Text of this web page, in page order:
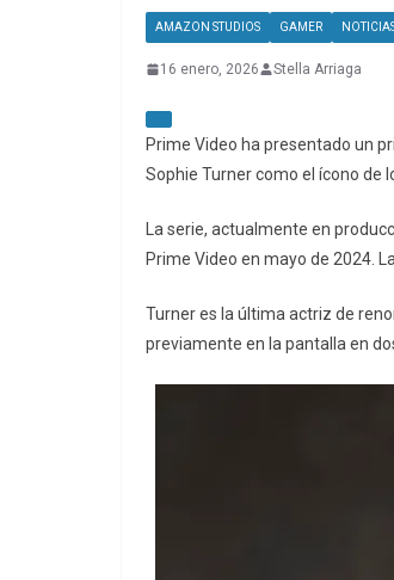
AMAZON STUDIOS GAMER
16 enero, 2026 Stella Arriaga
Prime Video ha presentado un
Sophie Turner como el ícono de
La serie, actualmente en
Prime Video en mayo de 2024.
Turner es la última actriz de
previamente en la pantalla en